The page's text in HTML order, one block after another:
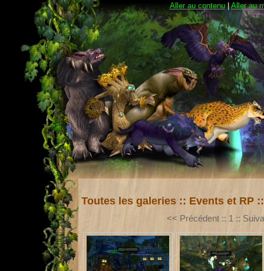
Aller au contenu|Aller au
Toutes les galeries :: Events et RP
<< Précédent :: 1 ::